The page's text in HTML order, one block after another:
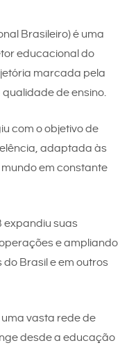
Brasileiro) é uma
educacional do
marcada pela
de ensino.
com o objetivo de
adaptada às
em constante
expandiu suas
e ampliando
Brasil e em outros
uma vasta rede de
desde a educação